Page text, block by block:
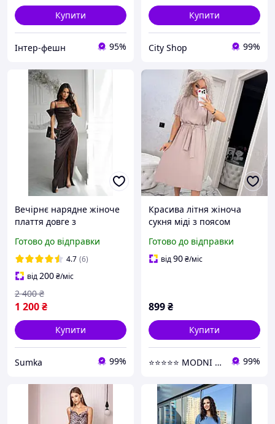
Купити
Інтер-фешн 95%
Купити
City Shop 99%
Вечірнє нарядне жіноче
плаття довге з
красиві святкові сукні
максі на бретельках зі
спущеним рукавом
Готово до відправки
4.7 (6)
від200₴/міс
1 200₴
2 400 ₴
Купити
Sumka 99%
Красива літня жіноча
сукня міді з поясом
сарафан вечірня на літо
Готово до відправки
від90₴/міс
899₴
Купити
⭐⭐⭐⭐⭐ MODNI ⭐⭐⭐⭐⭐ 99%